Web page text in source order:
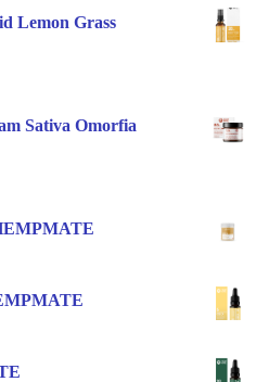
Lemon Grass
Sativa Omorfia